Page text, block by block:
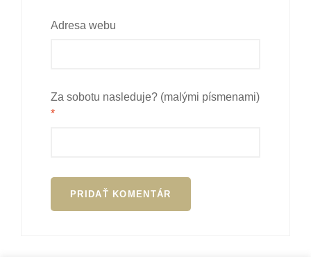
Adresa webu
Za sobotu nasleduje? (malými písmenami)
*